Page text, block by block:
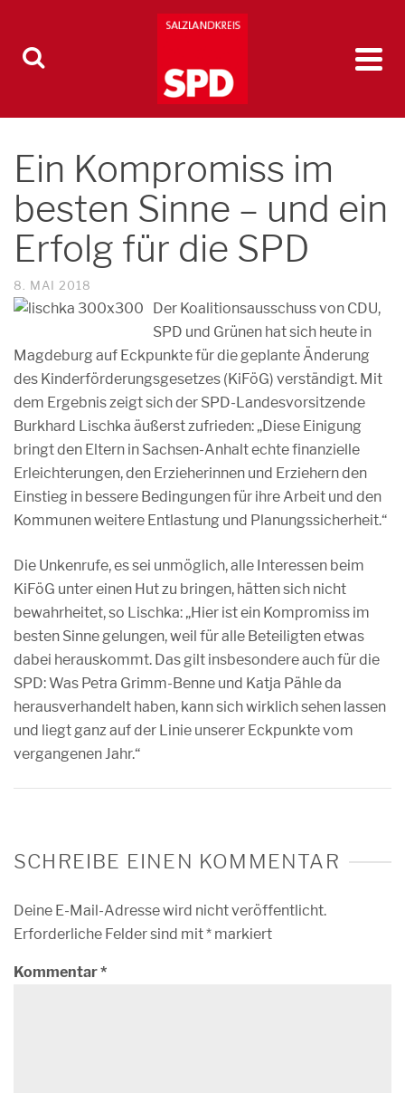
Ein Kompromiss im
besten Sinne – und ein
Erfolg für die SPD
8. MAI 2018
Der Koalitionsausschuss von CDU,
SPD und Grünen hat sich heute in
Magdeburg auf Eckpunkte für die geplante Änderung
des Kinderförderungsgesetzes (KiFöG) verständigt. Mit
dem Ergebnis zeigt sich der SPD-Landesvorsitzende
Burkhard Lischka äußerst zufrieden: „Diese Einigung
bringt den Eltern in Sachsen-Anhalt echte finanzielle
Erleichterungen, den Erzieherinnen und Erziehern den
Einstieg in bessere Bedingungen für ihre Arbeit und den
Kommunen weitere Entlastung und Planungssicherheit.“
Die Unkenrufe, es sei unmöglich, alle Interessen beim
KiFöG unter einen Hut zu bringen, hätten sich nicht
bewahrheitet, so Lischka: „Hier ist ein Kompromiss im
besten Sinne gelungen, weil für alle Beteiligten etwas
dabei herauskommt. Das gilt insbesondere auch für die
SPD: Was Petra Grimm-Benne und Katja Pähle da
herausverhandelt haben, kann sich wirklich sehen lassen
und liegt ganz auf der Linie unserer Eckpunkte vom
vergangenen Jahr.“
SCHREIBE EINEN KOMMENTAR
Deine E-Mail-Adresse wird nicht veröffentlicht.
Erforderliche Felder sind mit* markiert
Kommentar*